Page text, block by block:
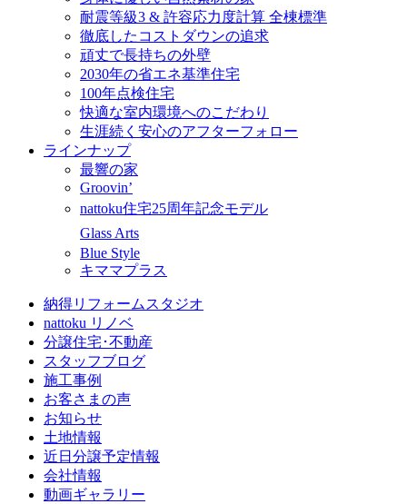
耐震等級3 & 許容応力度計算 全棟標準
徹底したコストダウンの追求
頑丈で長持ちの外壁
2030年の省エネ基準住宅
100年点検住宅
快適な室内環境へのこだわり
生涯続く安心のアフターフォロー
ラインナップ
最響の家
Groovin’
nattoku住宅25周年記念モデル
Glass Arts
Blue Style
キママプラス
納得リフォームスタジオ
nattoku リノベ
分譲住宅･不動産
スタッフブログ
施工事例
お客さまの声
お知らせ
土地情報
近日分譲予定情報
会社情報
動画ギャラリー